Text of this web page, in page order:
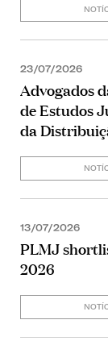
23/07/2026
Advogados
de Estudos
da
13/07/2026
PLMJ
2026